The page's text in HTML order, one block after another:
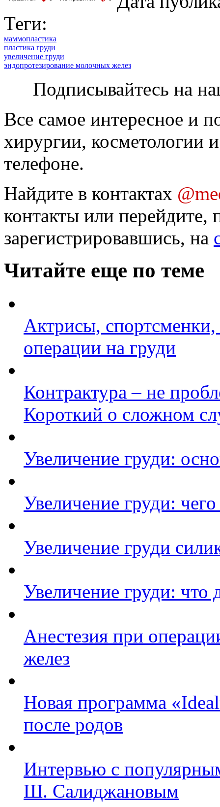
Теги:
маммопластика
пластика груди
увеличение груди
эндопротезирование молочных желез
Подписывайтесь на
Все самое интересное и
хирургии, косметологии
телефоне.
Найдите в контактах
контакты или перейдите,
зарегистрировавшись, на
Читайте еще по теме
Актрисы,
операции на груди
Контрактура – не
Короткий о сложном
Увеличение груди:
Увеличение груди:
Увеличение груди
Увеличение груди:
Анестезия при
желез
Новая программа
после родов
Интервью с
Ш. Салиджановым